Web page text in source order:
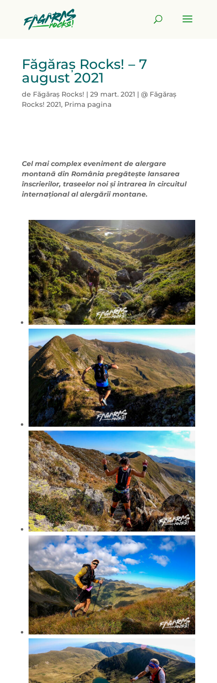
Făgăraș Rocks! – 7
august 2021
de Făgăraș Rocks! | 29 mart. 2021 | @ Făgăraș
Rocks! 2021, Prima pagina
Cel mai complex eveniment de alergare
montană din România pregătește lansarea
înscrierilor, traseelor noi și intrarea în circuitul
internațional al alergării montane.